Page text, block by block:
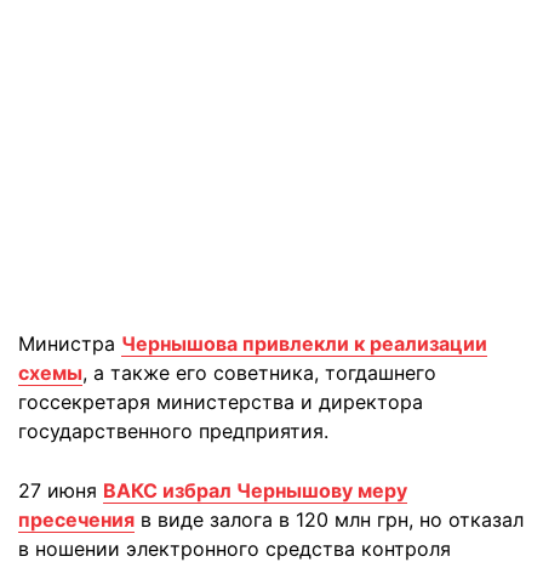
Министра Чернышова привлекли к реализации
схемы, а также его советника, тогдашнего
госсекретаря министерства и директора
государственного предприятия.
27 июня ВАКС избрал Чернышову меру
пресечения в виде залога в 120 млн грн, но отказал
в ношении электронного средства контроля